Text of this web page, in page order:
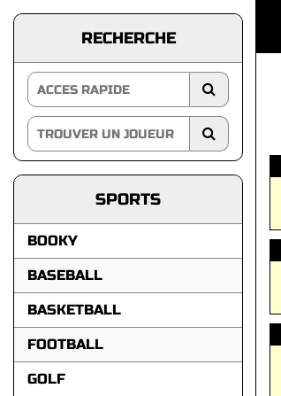
RECHERCHE
SPORTS
BOOKY
BASEBALL
BASKETBALL
FOOTBALL
GOLF